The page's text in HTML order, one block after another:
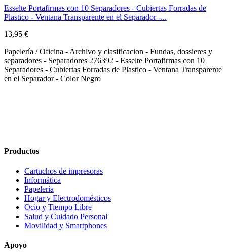
Esselte Portafirmas con 10 Separadores - Cubiertas Forradas de
Plastico - Ventana Transparente en el Separador -...
13,95 €
Papelería / Oficina - Archivo y clasificacion - Fundas, dossieres y
separadores - Separadores 276392 - Esselte Portafirmas con 10
Separadores - Cubiertas Forradas de Plastico - Ventana Transparente
en el Separador - Color Negro
Productos
Cartuchos de impresoras
Informática
Papelería
Hogar y Electrodomésticos
Ocio y Tiempo Libre
Salud y Cuidado Personal
Movilidad y Smartphones
Apoyo